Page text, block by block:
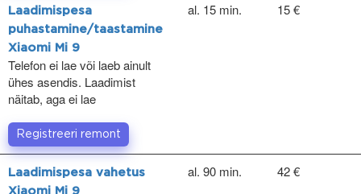
Laadimispesa
puhastamine/taastamine
Xiaomi Mi 9
Telefon ei lae või laeb ainult
ühes asendis. Laadimist
näitab, aga ei lae
al. 15 min. 15 €
Registreeri remont
Laadimispesa vahetus
Xiaomi Mi 9
al. 90 min. 42 €